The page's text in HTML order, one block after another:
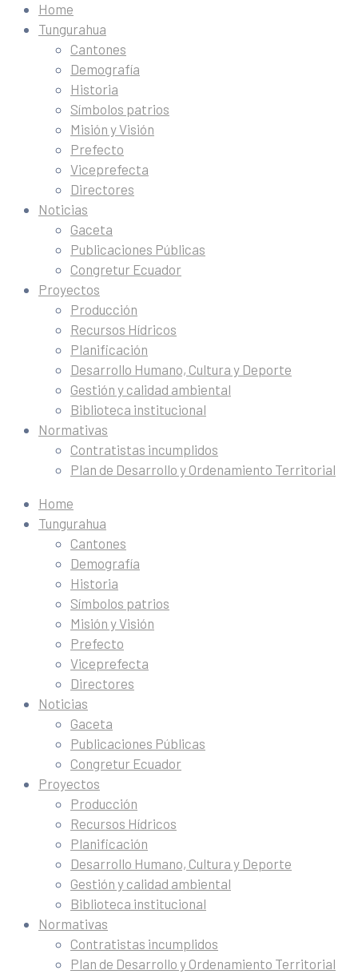
Home
Tungurahua
Cantones
Demografía
Historia
Símbolos patrios
Misión y Visión
Prefecto
Viceprefecta
Directores
Noticias
Gaceta
Publicaciones Públicas
Congretur Ecuador
Proyectos
Producción
Recursos Hídricos
Planificación
Desarrollo Humano, Cultura y Deporte
Gestión y calidad ambiental
Biblioteca institucional
Normativas
Contratistas incumplidos
Plan de Desarrollo y Ordenamiento Territorial
Home
Tungurahua
Cantones
Demografía
Historia
Símbolos patrios
Misión y Visión
Prefecto
Viceprefecta
Directores
Noticias
Gaceta
Publicaciones Públicas
Congretur Ecuador
Proyectos
Producción
Recursos Hídricos
Planificación
Desarrollo Humano, Cultura y Deporte
Gestión y calidad ambiental
Biblioteca institucional
Normativas
Contratistas incumplidos
Plan de Desarrollo y Ordenamiento Territorial